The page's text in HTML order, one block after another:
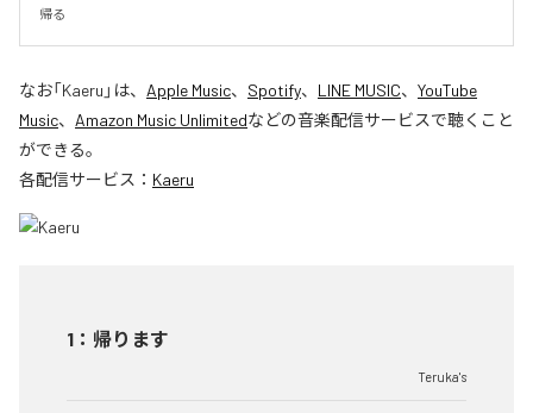
帰る
なお「Kaeru 」は、 Apple Music、 Spotify、 LINE MUSIC、 YouTube
Music、 Amazon Music Unlimitedなどの音楽配信サービスで聴くこと
ができる。
各配信サービス： Kaeru
1 ： 帰ります
Teruka's